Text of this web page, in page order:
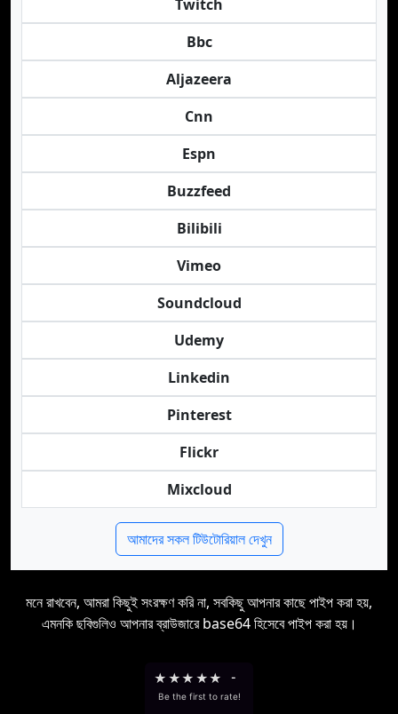
Twitch
Bbc
Aljazeera
Cnn
Espn
Buzzfeed
Bilibili
Vimeo
Soundcloud
Udemy
Linkedin
Pinterest
Flickr
Mixcloud
আমাদের সকল টিউটোরিয়াল দেখুন
মনে রাখবেন, আমরা কিছুই সংরক্ষণ করি না, সবকিছু আপনার কাছে পাইপ করা হয়,
এমনকি ছবিগুলিও আপনার ব্রাউজারে base64 হিসেবে পাইপ করা হয়।
★ ★★ ★★ -
Be the first to rate!